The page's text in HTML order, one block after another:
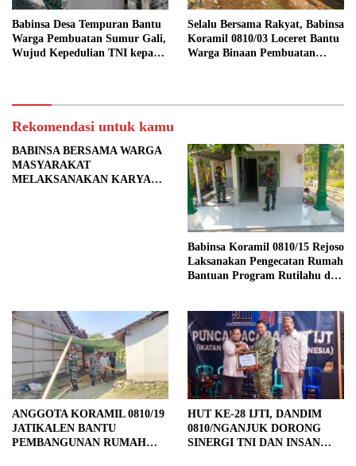
Babinsa Desa Tempuran Bantu
Warga Pembuatan Sumur Gali,
Wujud Kepedulian TNI kepada
Selalu Bersama Rakyat, Babinsa
Koramil 0810/03 Loceret Bantu
Warga Binaan Pembuatan
Rekomendasi untuk kamu
BABINSA BERSAMA WARGA
MASYARAKAT
MELAKSANAKAN KARYA
Babinsa Koramil 0810/15 Rejoso
Laksanakan Pengecatan Rumah
Bantuan Program Rutilahu di
ANGGOTA KORAMIL 0810/19
JATIKALEN BANTU
PEMBANGUNAN RUMAH
HUT KE-28 IJTI, DANDIM
0810/NGANJUK DORONG
SINERGI TNI DAN INSAN